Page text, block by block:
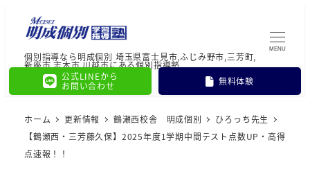
個別指導なら明成個別 埼玉県富士見市,ふじみ野市,三芳町,
新座市,志木市,川越市にある個別指導塾
公式LINEから
お問い合わせ
無料体験
MENU
ホーム 更新情報 鶴瀬西校舎 明成個別
ひろっち先生
【鶴瀬西・三芳藤久保】2025年度1学期中間テスト点数UP・高得
点速報！！